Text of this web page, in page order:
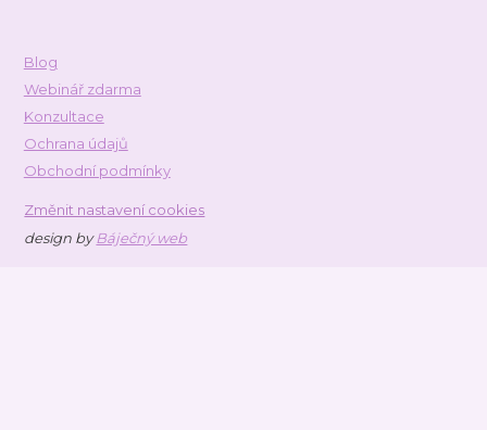
Blog
Webinář zdarma
Konzultace
Ochrana údajů
Obchodní podmínky
Změnit nastavení cookies
design byBáječný web